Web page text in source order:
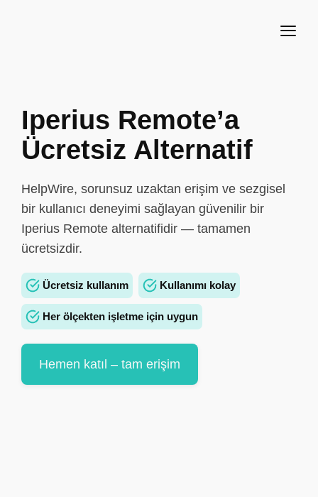
Iperius Remote’a
Ücretsiz Alternatif
HelpWire, sorunsuz uzaktan erişim ve sezgisel
bir kullanıcı deneyimi sağlayan güvenilir bir
Iperius Remote alternatifidir — tamamen
ücretsizdir.
Ücretsiz kullanım Kullanımı kolay
Her ölçekten işletme için uygun
Hemen katıl – tam erişim